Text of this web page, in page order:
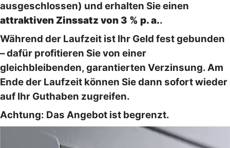
ausgeschlossen) und erhalten Sie einen
attraktiven Zinssatz von 3 % p. a..
Während der Laufzeit ist Ihr Geld fest gebunden
– dafür profitieren Sie von einer
gleichbleibenden, garantierten Verzinsung. Am
Ende der Laufzeit können Sie dann sofort wieder
auf Ihr Guthaben zugreifen.
Achtung: Das Angebot ist begrenzt.